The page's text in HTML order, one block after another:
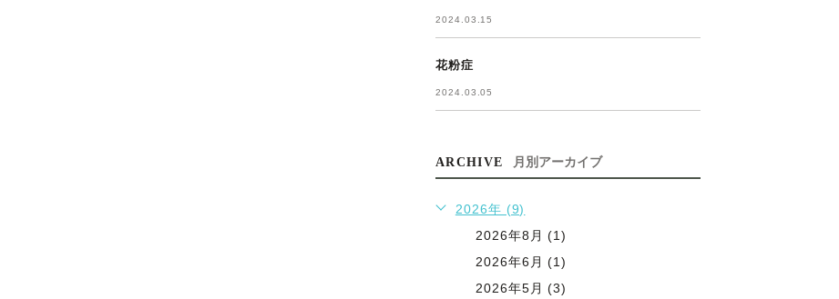
2024.03.15
花粉症
2024.03.05
ARCHIVE 月別アーカイブ
2026年 (9)
2026年8月 (1)
2026年6月 (1)
2026年5月 (3)